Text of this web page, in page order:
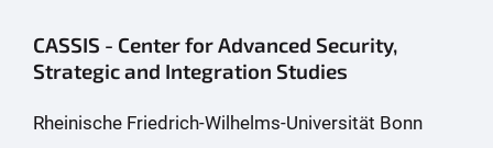
CASSIS - Center for Advanced Security,
Strategic and Integration Studies
Rheinische Friedrich-Wilhelms-Universität Bonn